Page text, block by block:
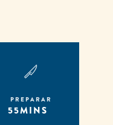
PREPARAR
55MINS